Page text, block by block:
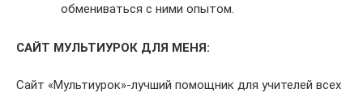
обмениваться с ними опытом.
САЙТ МУЛЬТИУРОК ДЛЯ МЕНЯ:
Сайт «Мультиурок»-лучший помощник для учителей всех